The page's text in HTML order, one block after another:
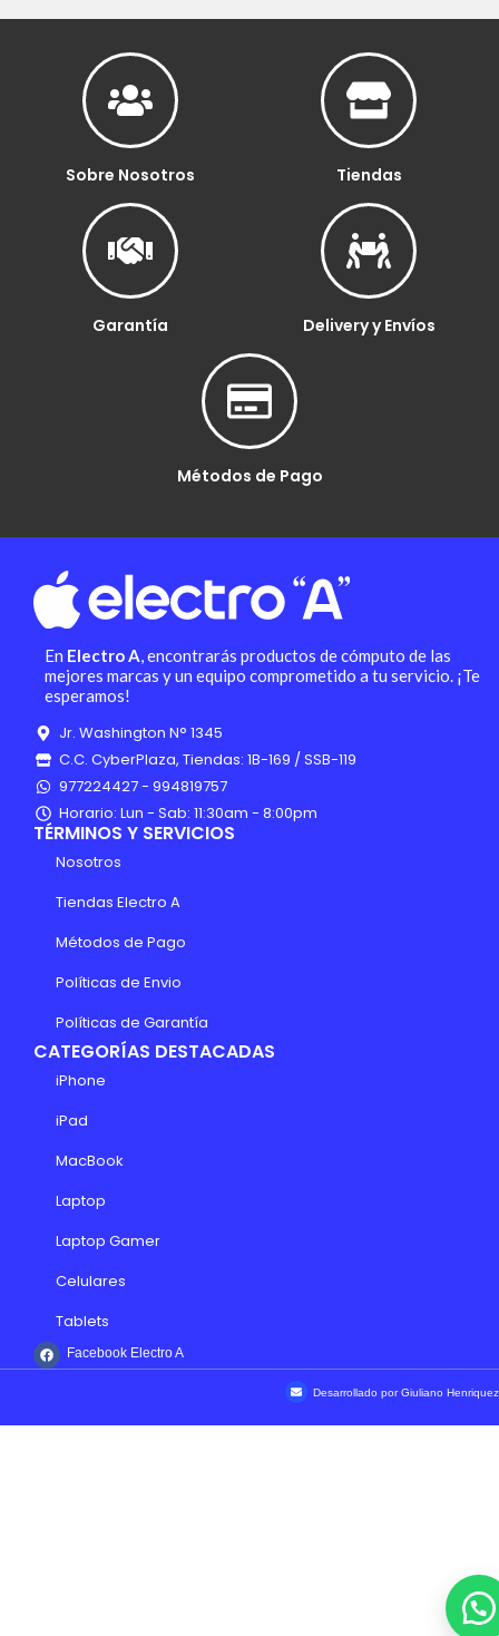
Sobre Nosotros Tiendas
Garantía Delivery y Envíos
Métodos de Pago
En Electro A, encontrarás productos de cómputo de las
mejores marcas y un equipo comprometido a tu servicio. ¡Te
esperamos!
Jr. Washington N° 1345
C.C. CyberPlaza, Tiendas: 1B-169 / SSB-119
977224427 - 994819757
Horario: Lun - Sab: 11:30am - 8:00pm
TÉRMINOS Y SERVICIOS
Nosotros
Tiendas Electro A
Métodos de Pago
Políticas de Envio
Políticas de Garantía
CATEGORÍAS DESTACADAS
iPhone
iPad
MacBook
Laptop
Laptop Gamer
Celulares
Tablets
Facebook Electro A
Desarrollado por Giuliano Henriquez